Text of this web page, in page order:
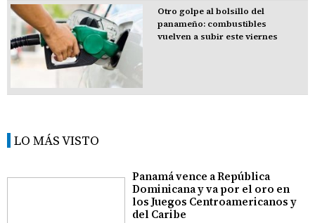
Otro golpe al bolsillo del
panameño: combustibles
vuelven a subir este viernes
LO MÁS VISTO
Panamá vence a República
Dominicana y va por el oro en
los Juegos Centroamericanos y
del Caribe